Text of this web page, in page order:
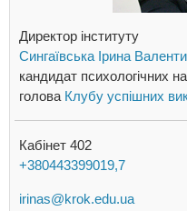
Директор інституту
Сингаївська Ірина
кандидат психологічних
голова Клубу успішних
Кабінет 402
+380443399019,7
irinas@krok.edu.ua